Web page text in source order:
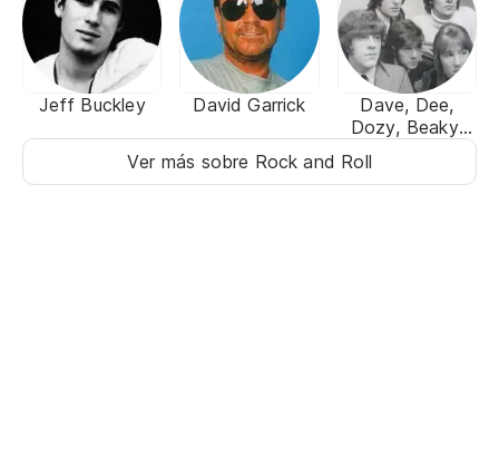
Jeff Buckley David Garrick
Dave, Dee,
Dozy, Beaky,
Mick & Tich
Ver más sobre Rock and Roll